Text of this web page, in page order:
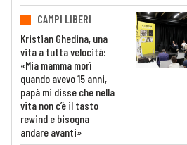
CAMPI LIBERI
Kristian Ghedina, una
vita a tutta velocità:
«Mia mamma morì
quando avevo 15 anni,
papà mi disse che nella
vita non c’è il tasto
rewind e bisogna
andare avanti»